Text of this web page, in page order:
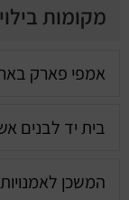
מקומות
אמפי פארק
בית יד לבנים
המשכן